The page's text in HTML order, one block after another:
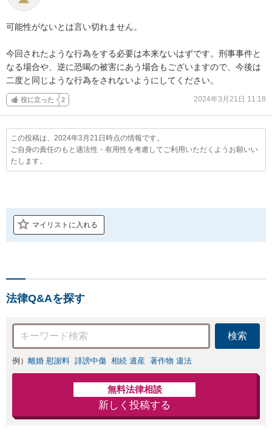
可能性がないとは言い切れません。
今回されたような行為をする必要は本来ないはずです。刑事事件と
なる場合や、逆に恐喝の被害にあう場合もございますので、今後は
二度と同じような行為をされないようにしてください。
役に立った 2 2024年3月21日 11:18
この投稿は、2024年3月21日時点の情報です。
ご自身の責任のもと適法性・有用性を考慮してご利用いただくようお願いい
たします。
マイリストに入れる
法律Q&Aを探す
検索
例） 離婚 慰謝料 誹謗中傷 相続 遺産 著作物 違法
無料法律相談
新しく投稿する